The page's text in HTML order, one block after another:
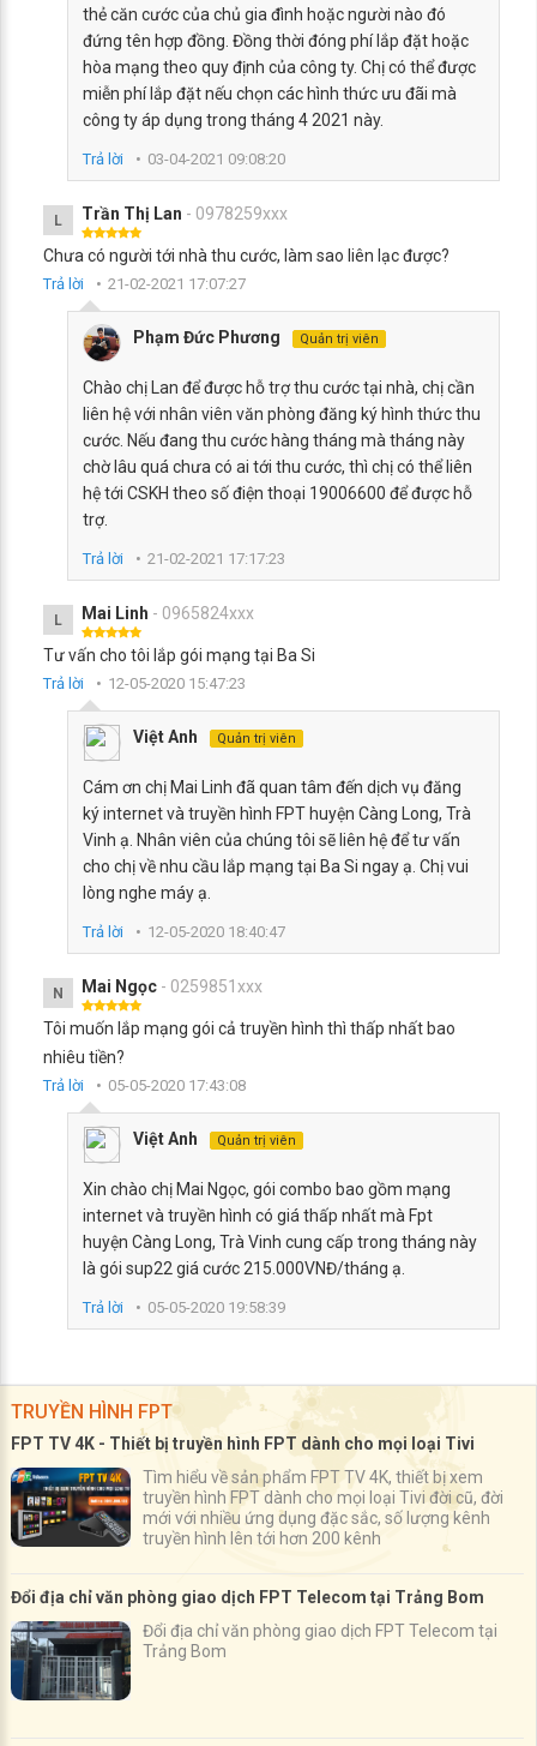
thẻ căn cước của chủ gia đình hoặc người nào đó
đứng tên hợp đồng. Đồng thời đóng phí lắp đặt hoặc
hòa mạng theo quy định của công ty. Chị có thể được
miễn phí lắp đặt nếu chọn các hình thức ưu đãi mà
công ty áp dụng trong tháng 4 2021 này.
Trả lời 03-04-2021 09:08:20
L Trần Thị Lan - 0978259xxx
Chưa có người tới nhà thu cước, làm sao liên lạc được?
Trả lời 21-02-2021 17:07:27
Phạm Đức Phương Quản trị viên
Chào chị Lan để được hỗ trợ thu cước tại nhà, chị cần
liên hệ với nhân viên văn phòng đăng ký hình thức thu
cước. Nếu đang thu cước hàng tháng mà tháng này
chờ lâu quá chưa có ai tới thu cước, thì chị có thể liên
hệ tới CSKH theo số điện thoại 19006600 để được hỗ
trợ.
Trả lời 21-02-2021 17:17:23
L Mai Linh - 0965824xxx
Tư vấn cho tôi lắp gói mạng tại Ba Si
Trả lời 12-05-2020 15:47:23
Việt Anh Quản trị viên
Cám ơn chị Mai Linh đã quan tâm đến dịch vụ đăng
ký internet và truyền hình FPT huyện Càng Long, Trà
Vinh ạ. Nhân viên của chúng tôi sẽ liên hệ để tư vấn
cho chị về nhu cầu lắp mạng tại Ba Si ngay ạ. Chị vui
lòng nghe máy ạ.
Trả lời 12-05-2020 18:40:47
N Mai Ngọc - 0259851xxx
Tôi muốn lắp mạng gói cả truyền hình thì thấp nhất bao
nhiêu tiền?
Trả lời 05-05-2020 17:43:08
Việt Anh Quản trị viên
Xin chào chị Mai Ngọc, gói combo bao gồm mạng
internet và truyền hình có giá thấp nhất mà Fpt
huyện Càng Long, Trà Vinh cung cấp trong tháng này
là gói sup22 giá cước 215.000VNĐ/tháng ạ.
Trả lời 05-05-2020 19:58:39
TRUYỀN HÌNH FPT
FPT TV 4K - Thiết bị truyền hình FPT dành cho mọi loại Tivi
Tìm hiểu về sản phẩm FPT TV 4K, thiết bị xem
truyền hình FPT dành cho mọi loại Tivi đời cũ, đời
mới với nhiều ứng dụng đặc sắc, số lượng kênh
truyền hình lên tới hơn 200 kênh
Đổi địa chỉ văn phòng giao dịch FPT Telecom tại Trảng Bom
Đổi địa chỉ văn phòng giao dịch FPT Telecom tại
Trảng Bom